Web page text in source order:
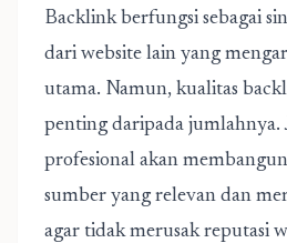
Backlink berfungsi sebagai
dari website lain yang
utama. Namun, kualitas
penting daripada jumlahnya.
profesional akan
sumber yang relevan dan
agar tidak merusak reputasi